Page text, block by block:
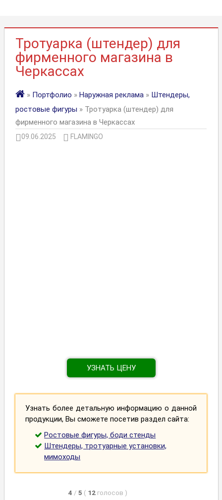
Тротуарка (штендер) для
фирменного магазина в
Черкассах
» Портфолио » Наружная реклама » Штендеры,
ростовые фигуры » Тротуарка (штендер) для
фирменного магазина в Черкассах
09.06.2025 FLAMINGO
УЗНАТЬ ЦЕНУ
Узнать более детальную информацию о данной
продукции, Вы сможете посетив раздел сайта:
Ростовые фигуры, боди стенды
Штендеры, тротуарные установки,
мимоходы
4 / 5 ( 12 голосов )